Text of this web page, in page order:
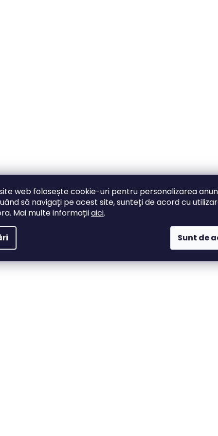
web folosește cookie-uri pentru personalizarea
să navigați pe acest site, sunteți de acord cu
Mai multe informațiiaici.
Sunt de